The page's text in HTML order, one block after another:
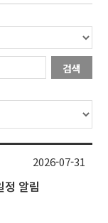
검색
알림
2026-07-31